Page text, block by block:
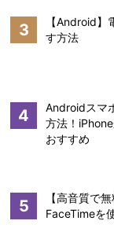
3
【Android】
す方法
4
Androidスマ
方法！
おすすめ
5
【高音質で
FaceTimeを